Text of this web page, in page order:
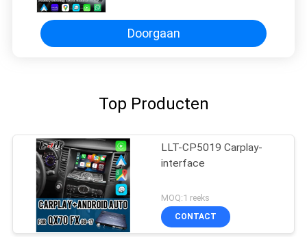
Doorgaan
Top Producten
LLT-CP5019 Carplay-
interface
MOQ:1 reeks
CONTACT